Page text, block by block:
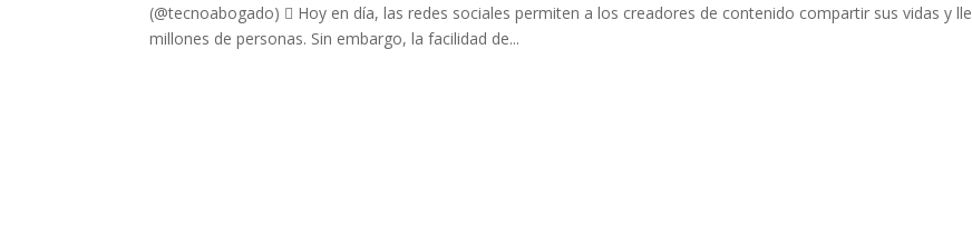
(@tecnoabogado)  Hoy en día, las redes sociales permiten a los creadores de contenido compartir sus vidas y
millones de personas. Sin embargo, la facilidad de...